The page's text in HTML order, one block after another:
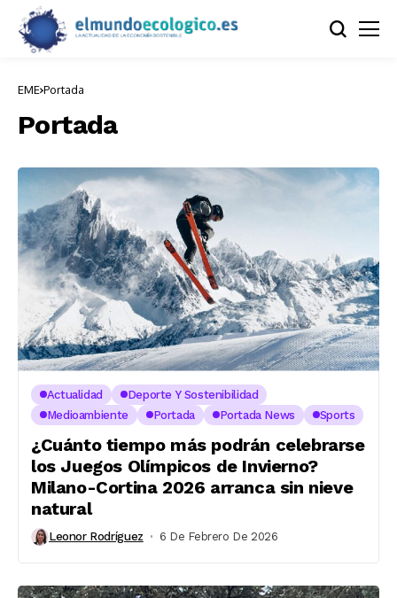
EME Portada
Portada
Actualidad
Deporte Y Sostenibilidad
Medioambiente
Portada Portada News Sports
¿Cuánto tiempo más podrán celebrarse
los Juegos Olímpicos de Invierno?
Milano-Cortina 2026 arranca sin nieve
natural
Leonor Rodríguez 6 De Febrero De 2026